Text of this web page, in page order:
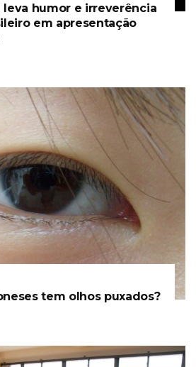
leva humor e irreverência
em apresentação
tem olhos puxados?